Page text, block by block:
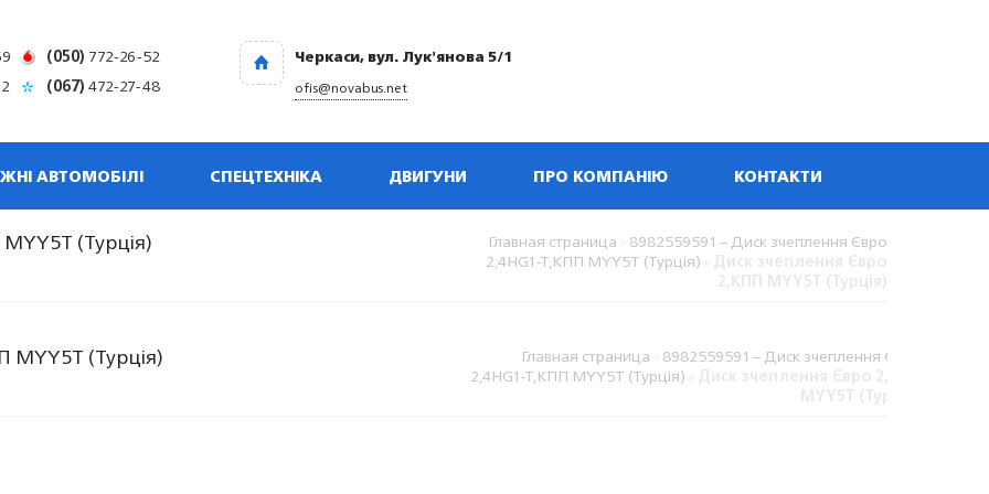
(050) 772-26-52
(067)472-27-48
Черкаси, вул. Лук'янова 5/1
ofis@novabus.net
АВТОМОБІЛІ СПЕЦТЕХНІКА ДВИГУНИ ПРО КОМПАНІЮ КОНТАКТИ
(Турція) Главная страница 8982559591 – Диск зчеплення Євро
2,4HG1-T,КПП MYY5T (Турція)
(Турція) Главная страница 8982559591 – Диск зчеплення Євро
2,4HG1-T,КПП MYY5T (Турція)